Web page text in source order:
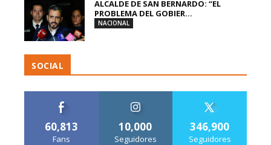
ALCALDE DE SAN BERNARDO: “EL
PROBLEMA DEL GOBIER...
NACIONAL
SOCIAL
60,813
Fans
10,000
Seguidores
346,900
Seguidores